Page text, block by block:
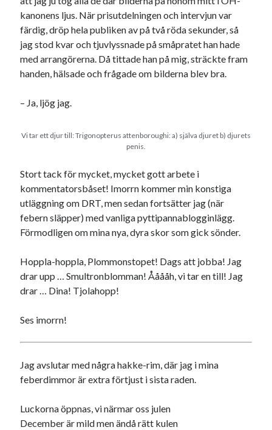
kanonens ljus. När prisutdelningen och intervjun var
färdig, dröp hela publiken av på två röda sekunder, så
jag stod kvar och tjuvlyssnade på småpratet han hade
med arrangörerna. Då tittade han på mig, sträckte fram
handen, hälsade och frågade om bilderna blev bra.
– Ja, ljög jag.
Vi tar ett djur till: Trigonopterus attenboroughi: a) själva djuret b) djurets
penis.
Stort tack för mycket, mycket gott arbete i
kommentatorsbåset! Imorrn kommer min konstiga
utläggning om DRT, men sedan fortsätter jag (när
febern släpper) med vanliga pyttipannablogginlägg.
Förmodligen om mina nya, dyra skor som gick sönder.
Hoppla-hoppla, Plommonstopet! Dags att jobba! Jag
drar upp … Smultronblomman! Ååååh, vi tar en till! Jag
drar … Dina! Tjolahopp!
Ses imorrn!
Jag avslutar med någrahakke-rim, där jag i mina
feberdimmor är extra förtjust i sista raden.
Luckorna öppnas, vi närmar oss julen
December är mild men ändå rätt kulen